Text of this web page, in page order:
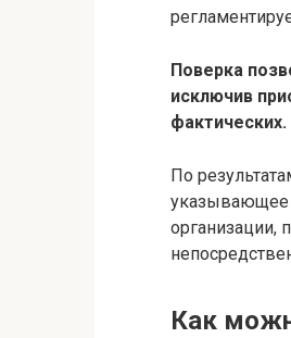
Поверка
исключив
фактических.
По
указывающее
организации,
Как